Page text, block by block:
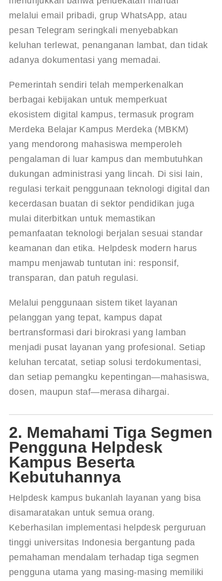
melalui email pribadi, grup WhatsApp, atau
pesan Telegram seringkali menyebabkan
keluhan terlewat, penanganan lambat, dan tidak
adanya dokumentasi yang memadai.
Pemerintah sendiri telah memperkenalkan
berbagai kebijakan untuk memperkuat
ekosistem digital kampus, termasuk program
Merdeka Belajar Kampus Merdeka (MBKM)
yang mendorong mahasiswa memperoleh
pengalaman di luar kampus dan membutuhkan
dukungan administrasi yang lincah. Di sisi lain,
regulasi terkait penggunaan teknologi digital dan
kecerdasan buatan di sektor pendidikan juga
mulai diterbitkan untuk memastikan
pemanfaatan teknologi berjalan sesuai standar
keamanan dan etika. Helpdesk modern harus
mampu menjawab tuntutan ini: responsif,
transparan, dan patuh regulasi.
Melalui penggunaan sistem tiket layanan
pelanggan yang tepat, kampus dapat
bertransformasi dari birokrasi yang lamban
menjadi pusat layanan yang profesional. Setiap
keluhan tercatat, setiap solusi terdokumentasi,
dan setiap pemangku kepentingan—mahasiswa,
dosen, maupun staf—merasa dihargai.
2. Memahami Tiga Segmen
Pengguna Helpdesk
Kampus Beserta
Kebutuhannya
Helpdesk kampus bukanlah layanan yang bisa
disamaratakan untuk semua orang.
Keberhasilan implementasi helpdesk perguruan
tinggi universitas Indonesia bergantung pada
pemahaman mendalam terhadap tiga segmen
pengguna utama yang masing-masing memiliki